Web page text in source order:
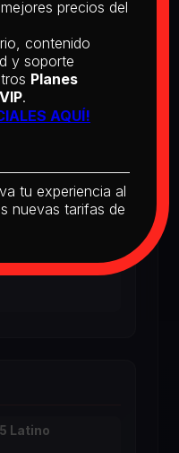
(1976)
(1997) BD25
Latino
precios del
contenido
y soporte
Planes
.
AQUÍ!
tu experiencia al
nuevas tarifas de